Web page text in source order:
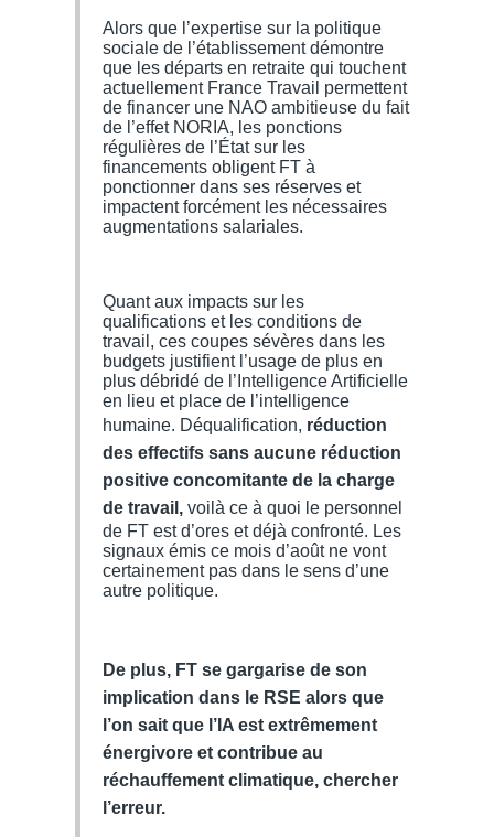
Alors que l’expertise sur la politique
sociale de l’établissement démontre
que les départs en retraite qui touchent
actuellement France Travail permettent
de financer une NAO ambitieuse du fait
de l’effet NORIA, les ponctions
régulières de l’État sur les
financements obligent FT à
ponctionner dans ses réserves et
impactent forcément les nécessaires
augmentations salariales.
Quant aux impacts sur les
qualifications et les conditions de
travail, ces coupes sévères dans les
budgets justifient l’usage de plus en
plus débridé de l’Intelligence Artificielle
en lieu et place de l’intelligence
humaine. Déqualification, réduction
des effectifs sans aucune réduction
positive concomitante de la charge
de travail, voilà ce à quoi le personnel
de FT est d’ores et déjà confronté. Les
signaux émis ce mois d’août ne vont
certainement pas dans le sens d’une
autre politique.
De plus, FT se gargarise de son
implication dans le RSE alors que
l’on sait que l’IA est extrêmement
énergivore et contribue au
réchauffement climatique, chercher
l’erreur.